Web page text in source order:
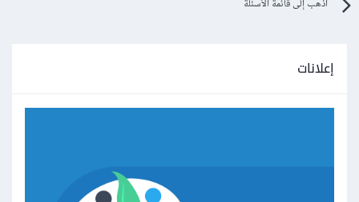
اذهب إلى قائمة الأسئلة
إعلانات